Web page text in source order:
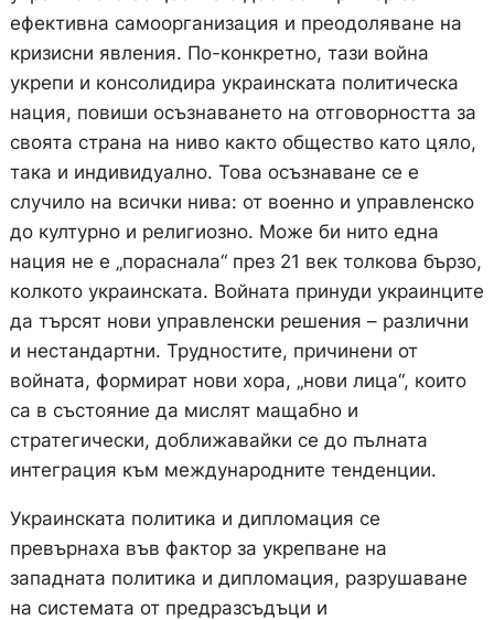
ефективна самоорганизация и преодоляване на
кризисни явления. По-конкретно, тази война
укрепи и консолидира украинската политическа
нация, повиши осъзнаването на отговорността за
своята страна на ниво както общество като цяло,
така и индивидуално. Това осъзнаване се е
случило на всички нива: от военно и управленско
до културно и религиозно. Може би нито една
нация не е „пораснала“ през 21 век толкова бързо,
колкото украинската. Войната принуди украинците
да търсят нови управленски решения – различни
и нестандартни. Трудностите, причинени от
войната, формират нови хора, „нови лица“, които
са в състояние да мислят мащабно и
стратегически, доближавайки се до пълната
интеграция към международните тенденции.
Украинската политика и дипломация се
превърнаха във фактор за укрепване на
западната политика и дипломация, разрушаване
на системата от предразсъдъци и